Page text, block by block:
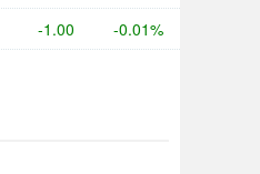
-1.00 -0.01%